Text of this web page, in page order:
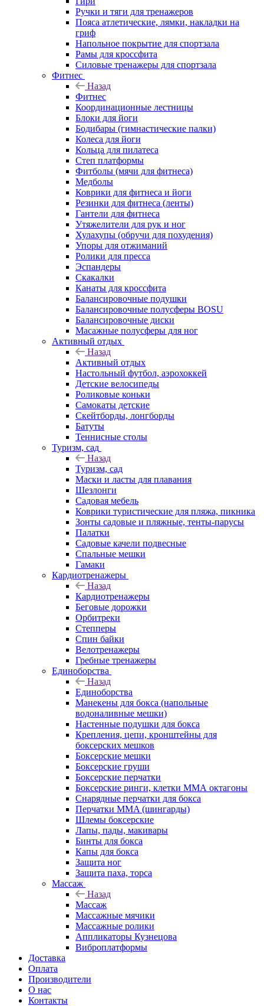
Ручки и тяги для тренажеров
Пояса атлетические, лямки, накладки на
гриф
Напольное покрытие для спортзала
Рамы для кроссфита
Силовые тренажеры для спортзала
Фитнес
Назад
Фитнес
Координационные лестницы
Блоки для йоги
Бодибары (гимнастические палки)
Колеса для йоги
Кольца для пилатеса
Степ платформы
Фитболы (мячи для фитнеса)
Медболы
Коврики для фитнеса и йоги
Резинки для фитнеса (ленты)
Гантели для фитнеса
Утяжелители для рук и ног
Хулахупы (обручи для похудения)
Упоры для отжиманий
Ролики для пресса
Эспандеры
Скакалки
Канаты для кроссфита
Балансировочные подушки
Балансировочные полусферы BOSU
Балансировочные диски
Масажные полусферы для ног
Активный отдых
Назад
Активный отдых
Настольный футбол, аэрохоккей
Детские велосипеды
Роликовые коньки
Самокаты детские
Скейтборды, лонгборды
Батуты
Теннисные столы
Туризм, сад
Назад
Туризм, сад
Маски и ласты для плавания
Шезлонги
Садовая мебель
Коврики туристические для пляжа, пикника
Зонты садовые и пляжные, тенты-парусы
Палатки
Садовые качели подвесные
Спальные мешки
Гамаки
Кардиотренажеры
Назад
Кардиотренажеры
Беговые дорожки
Орбитреки
Степперы
Спин байки
Велотренажеры
Гребные тренажеры
Единоборства
Назад
Единоборства
Манекены для бокса (напольные
водоналивные мешки)
Настенные подушки для бокса
Крепления, цепи, кронштейны для
боксерских мешков
Боксерские мешки
Боксерские груши
Боксерские перчатки
Боксерские ринги, клетки ММА октагоны
Снарядные перчатки для бокса
Перчатки MMA (шингарды)
Шлемы боксерские
Лапы, пады, макивары
Бинты для бокса
Капы для бокса
Защита ног
Защита паха, торса
Массаж
Назад
Массаж
Массажные мячики
Массажные ролики
Аппликаторы Кузнецова
Виброплатформы
Доставка
Оплата
Производители
О нас
Контакты